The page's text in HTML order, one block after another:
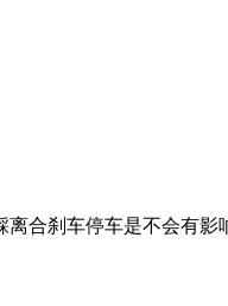
离合刹车停车是不会有影